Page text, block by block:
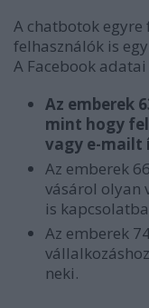
A chatbotok egyre
felhasználók is
A Facebook
Az emberek
mint hogy
vagy e-mailt
Az emberek
vásárol olyan
is
Az emberek
neki.